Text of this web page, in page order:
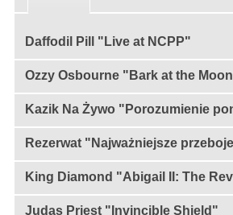
Daffodil Pill "Live at NCPP"
Ozzy Osbourne "Bark at the
Kazik Na Żywo "Porozumienie
Rezerwat "Najważniejsze
King Diamond "Abigail II: The
Judas Priest "Invincible Shield"